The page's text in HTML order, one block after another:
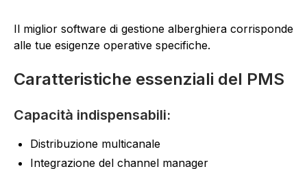
Il miglior software di gestione alberghiera corrisponde
alle tue esigenze operative specifiche.
Caratteristiche essenziali del PMS
Capacità indispensabili:
Distribuzione multicanale
Integrazione del channel manager